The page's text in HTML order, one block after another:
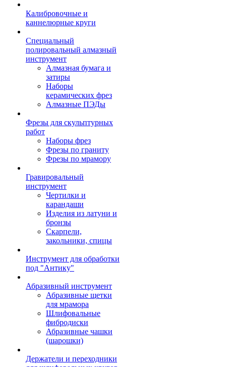
Калибровочные и
каннелюрные круги
Специальный
полировальный алмазный
инструмент
Алмазная бумага и
затиры
Наборы
керамических фрез
Алмазные ПЭДы
Фрезы для скульптурных
работ
Наборы фрез
Фрезы по граниту
Фрезы по мрамору
Гравировальный
инструмент
Чертилки и
карандаши
Изделия из латуни и
бронзы
Скарпели,
закольники, спицы
Инструмент для обработки
под "Антику"
Абразивный инструмент
Абразивные щетки
для мрамора
Шлифовальные
фибродиски
Абразивные чашки
(шарошки)
Держатели и переходники